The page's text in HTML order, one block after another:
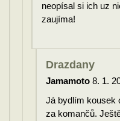
neopísal si ich uz
zaujíma!
Drazdany
Jamamoto 8. 1.
Já bydlím kousek
za komančů.